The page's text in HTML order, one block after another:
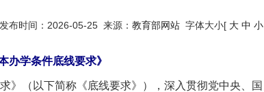
发布时间：2026-05-25 来源： 教育部网站 字体大小[ 大 中 小
办学条件底线要求》
（以下简称《底线要求》），深入贯彻党中央、国